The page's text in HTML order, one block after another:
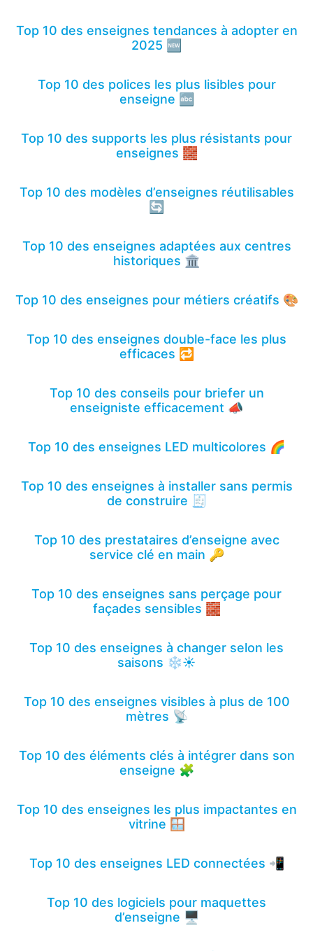
Top 10 des enseignes tendances à adopter en
2025 🆕
Top 10 des polices les plus lisibles pour
enseigne 🔤
Top 10 des supports les plus résistants pour
enseignes 🧱
Top 10 des modèles d’enseignes réutilisables
🔄
Top 10 des enseignes adaptées aux centres
historiques 🏛️
Top 10 des enseignes pour métiers créatifs 🎨
Top 10 des enseignes double-face les plus
efficaces 🔁
Top 10 des conseils pour briefer un
enseigniste efficacement 📣
Top 10 des enseignes LED multicolores 🌈
Top 10 des enseignes à installer sans permis
de construire 🧾
Top 10 des prestataires d’enseigne avec
service clé en main 🔑
Top 10 des enseignes sans perçage pour
façades sensibles 🧱
Top 10 des enseignes à changer selon les
saisons ❄️☀️
Top 10 des enseignes visibles à plus de 100
mètres 📡
Top 10 des éléments clés à intégrer dans son
enseigne 🧩
Top 10 des enseignes les plus impactantes en
vitrine 🪟
Top 10 des enseignes LED connectées 📲
Top 10 des logiciels pour maquettes
d’enseigne 🖥️